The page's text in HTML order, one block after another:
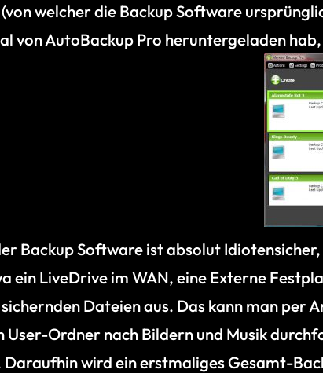
welcher die Backup Software
von AutoBackup Pro heruntergeladen
Backup Software ist absolut
ein LiveDrive im WAN, eine Externe
Dateien aus. Das kann man
User-Ordner nach Bildern und Musik
Daraufhin wird ein erstmaliges Gesamt-